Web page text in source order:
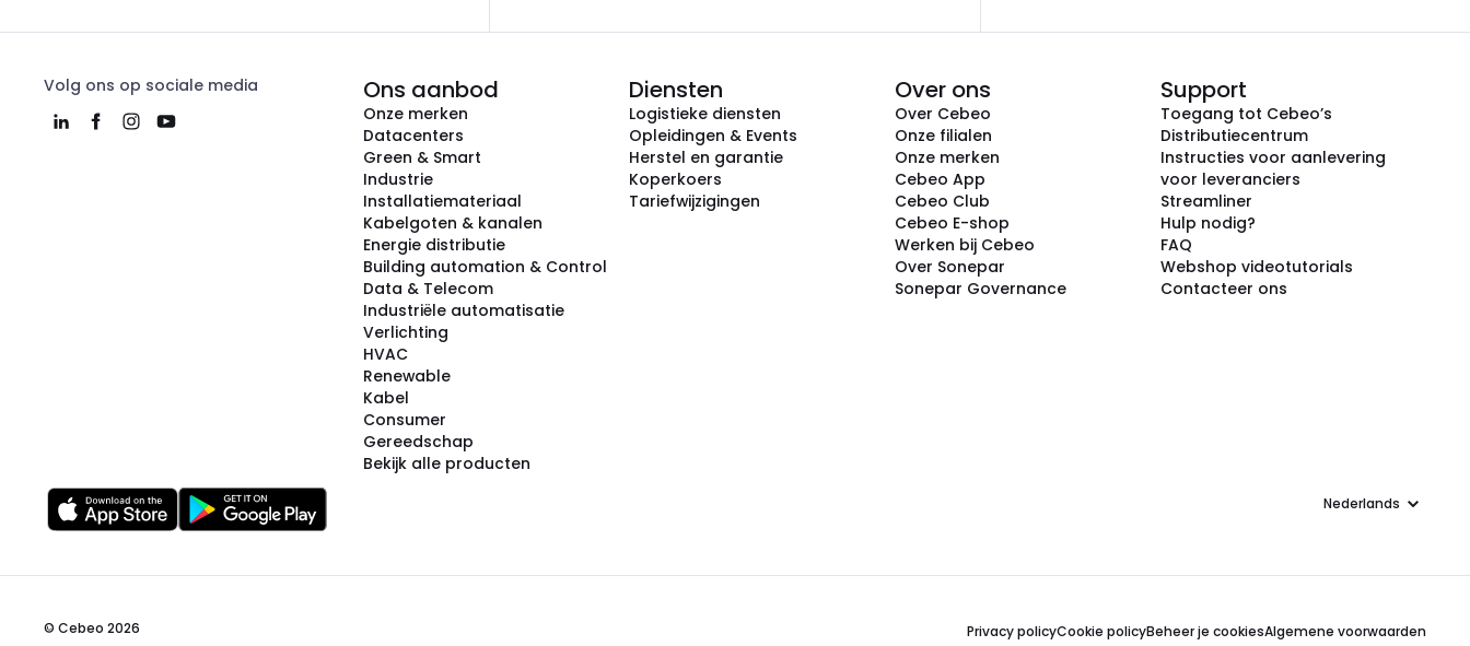
Volg ons op sociale media Ons aanbod
Onze merken
Datacenters
Green & Smart
Industrie
Installatiemateriaal
Kabelgoten & kanalen
Energie distributie
Building automation & Control
Data & Telecom
Industriële automatisatie
Verlichting
HVAC
Renewable
Kabel
Consumer
Gereedschap
Bekijk alle producten
Diensten
Logistieke diensten
Opleidingen & Events
Herstel en garantie
Koperkoers
Tariefwijzigingen
Over ons
Over Cebeo
Onze filialen
Onze merken
Cebeo App
Cebeo Club
Cebeo E-shop
Werken bij Cebeo
Over Sonepar
Sonepar Governance
Support
Toegang tot Cebeo’s
Distributiecentrum
Instructies voor aanlevering
voor leveranciers
Streamliner
Hulp nodig?
FAQ
Webshop videotutorials
Contacteer ons
Taal
© Cebeo 2026 Privacy policyCookie policyBeheer je cookiesAlgemene voorwaarden